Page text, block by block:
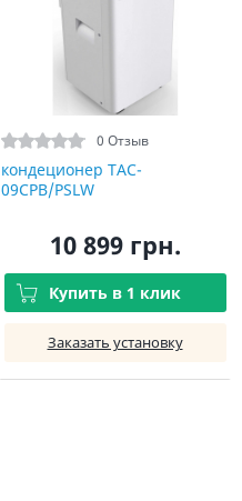
0 Отзыв
кондеционер TAC-
09CPB/PSLW
10 899 грн.
Купить в 1 клик
Заказать установку